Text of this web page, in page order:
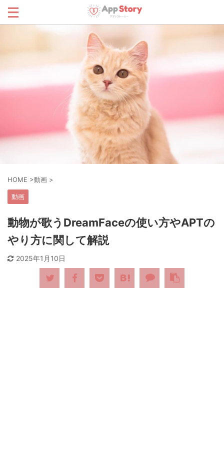
HOME >動画 >
動画
動物が歌うDreamFaceの使い方やAPTの
やり方に関して解説
2025年1月10日